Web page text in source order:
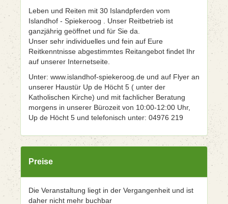
Leben und Reiten mit 30 Islandpferden vom
Islandhof - Spiekeroog . Unser Reitbetrieb ist
ganzjährig geöffnet und für Sie da.
Unser sehr individuelles und fein auf Eure
Reitkenntnisse abgestimmtes Reitangebot findet Ihr
auf unserer Internetseite.
Unter: www.islandhof-spiekeroog.de und auf Flyer an
unserer Haustür Up de Höcht 5 ( unter der
Katholischen Kirche) und mit fachlicher Beratung
morgens in unserer Bürozeit von 10:00-12:00 Uhr,
Up de Höcht 5 und telefonisch unter: 04976 219
Preise
Die Veranstaltung liegt in der Vergangenheit und ist
daher nicht mehr buchbar